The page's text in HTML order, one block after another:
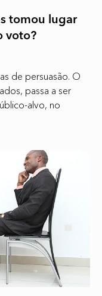
tomou lugar
voto?
de persuasão. O
passa a ser
alvo, no